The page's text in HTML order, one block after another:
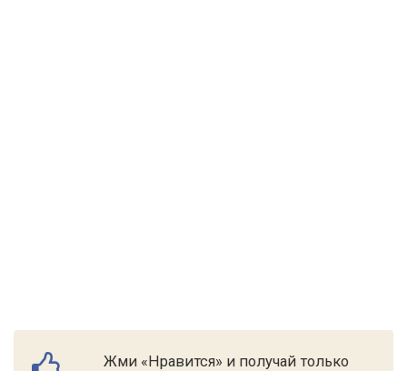
Жми «Нравится» и получай только